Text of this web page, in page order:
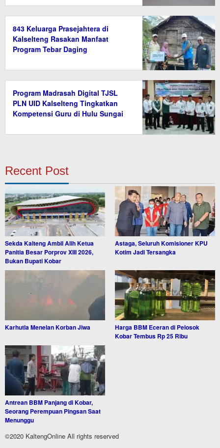
843 Keluarga Prasejahtera di
Kalselteng Rasakan Manfaat
Program Tebar Daging
Program Madrasah Digital TJSL
PLN UID Kalselteng Tingkatkan
Kompetensi Guru di Hulu Sungai
Recent Post
Sekda Kalteng Ambil Alih Ketua
Panitia Besar Porprov XIII 2026,
Bukan Bupati Kobar
Astaga, Seluruh Komisioner KPU
Kotim Jadi Tersangka
Karhutla Menelan Korban Jiwa
Harga BBM Eceran di Pelosok
Kobar Tembus Rp 25 Ribu
Antrean BBM Panjang di Kobar,
Seorang Perempuan Pingsan Saat
Menunggu
©2020 KaltengOnline All rights reserved